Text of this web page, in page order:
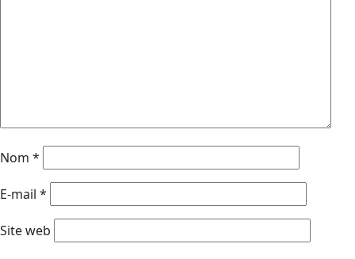
Nom *
E-mail *
Site web